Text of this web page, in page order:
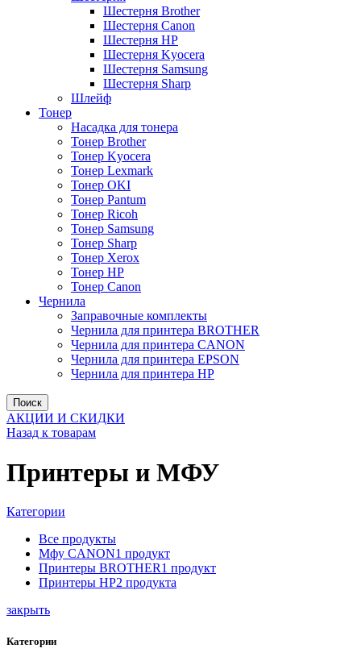
Шестерня Brother
Шестерня Canon
Шестерня HP
Шестерня Kyocera
Шестерня Samsung
Шестерня Sharp
Шлейф
Тонер
Насадка для тонера
Тонер Brother
Тонер Kyocera
Тонер Lexmark
Тонер OKI
Тонер Pantum
Тонер Ricoh
Тонер Samsung
Тонер Sharp
Тонер Xerox
Тонер НР
Тонер Саnon
Чернила
Заправочные комплекты
Чернила для принтера BROTHER
Чернила для принтера CANON
Чернила для принтера EPSON
Чернила для принтера HP
Поиск
АКЦИИ И СКИДКИ
Назад к товарам
Принтеры и МФУ
Категории
Все продукты
Мфу CANON1 продукт
Принтеры BROTHER1 продукт
Принтеры HP2 продукта
закрыть
Категории